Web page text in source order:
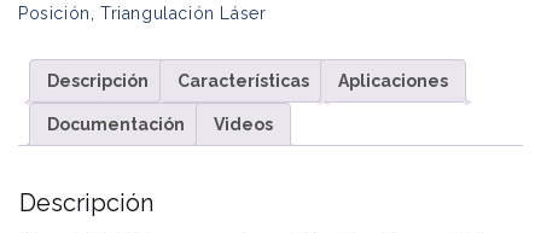
Posición
,Triangulación Láser
Descripción Características Aplicaciones
Documentación Videos
Descripción